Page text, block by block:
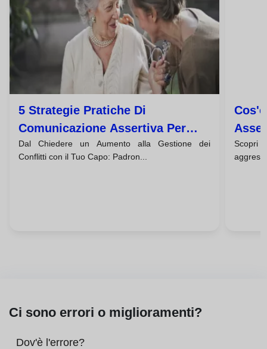
5 Strategie Pratiche Di
Comunicazione Assertiva Per
Avere Successo Sul Lavoro
Dal Chiedere un Aumento alla Gestione dei
Conflitti con il Tuo Capo: Padron...
Scopri
Ci sono errori o miglioramenti?
Dov'è l'errore?